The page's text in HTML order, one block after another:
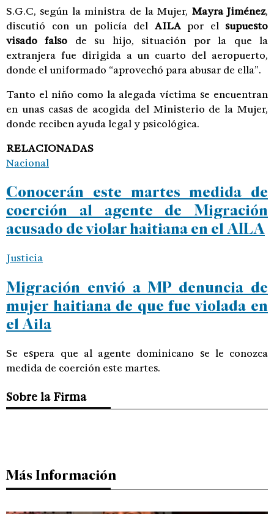
S.G.C, según la ministra de la Mujer, Mayra Jiménez,
discutió con un policía del AILApor el supuesto
visado falso de su hijo, situación por la que la
extranjera fue dirigida a un cuarto del aeropuerto,
donde el uniformado “aprovechó para abusar de ella”.
Tanto el niño como la alegada víctima se encuentran
en unas casas de acogida del Ministerio de la Mujer,
donde reciben ayuda legal y psicológica.
RELACIONADAS
Nacional
Conocerán este martes medida de
coerción al agente de Migración
acusado de violar haitiana en el AILA
Justicia
Migración envió a MP denuncia de
mujer haitiana de que fue violada en
el Aila
Se espera que al agente dominicano se le conozca
medida de coerción este martes.
Sobre la Firma
Más Información